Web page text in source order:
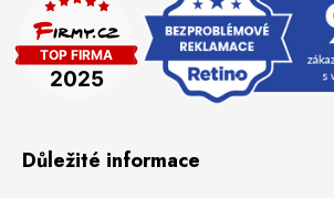
Důležité informace